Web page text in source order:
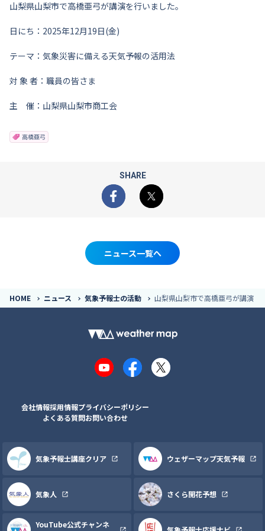
山梨県山梨市で高橋亜弓が講演を行いました。
日にち：2025年12月19日(金)
テーマ：気象災害に備える天気予報の活用法
対 象 者：職員の皆さま
主 催：山梨県山梨市商工会
高橋亜弓
SHARE
Facebook
X
ニュース一覧へ
HOME ニュース 気象予報士の活動 山梨県山梨市で高橋亜弓が講演
YouTubeFacebook
X
会社情報採用情報プライバシーポリシー
よくある質問お問い合わせ
気象予報士講座クリア ウェザーマップ天気予報
気象人 さくら開花予想
YouTube公式チャンネ